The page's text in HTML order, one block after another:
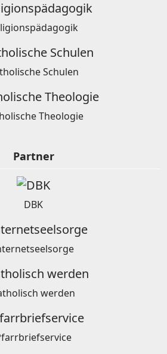
Schulen
Theologie
Partner
DBK
werden